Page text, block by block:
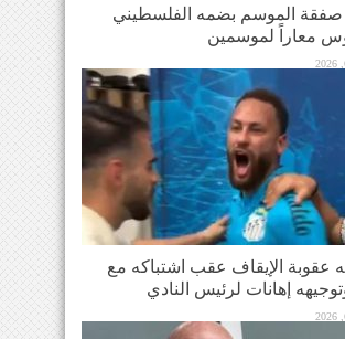
صفقة الموسم بضمه الفلسطيني
معاراً لموسمين
عقوبة الإيقاف عقب اشتباكه مع
إهانات لرئيس النادي